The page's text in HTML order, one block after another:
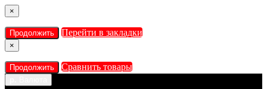
×
Продолжить Перейти в закладки
×
Продолжить Сравнить товары